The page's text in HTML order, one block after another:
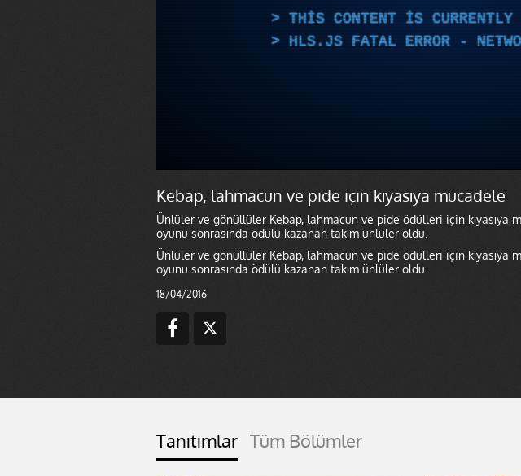
THIS CONTENT IS CURRENTLY
HLS.JS FATAL ERROR -
Kebap, lahmacun ve pide için kıyasıya mücadele
Ünlüler ve gönüllüler Kebap, lahmacun ve pide ödülleri için kıyasıya
oyunu sonrasında ödülü kazanan takım ünlüler oldu.
Ünlüler ve gönüllüler Kebap, lahmacun ve pide ödülleri için kıyasıya
oyunu sonrasında ödülü kazanan takım ünlüler oldu.
18/04/2016
Tanıtımlar Tüm Bölümler